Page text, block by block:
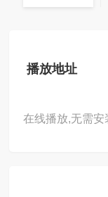
播放地址
在线播放,无需安